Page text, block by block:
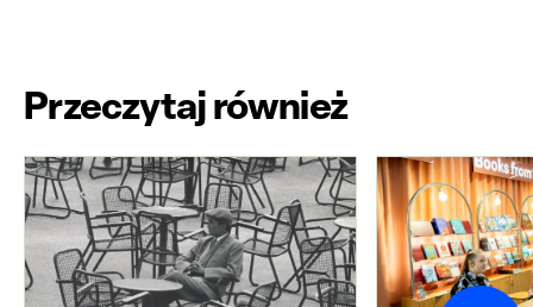
Przeczytaj również